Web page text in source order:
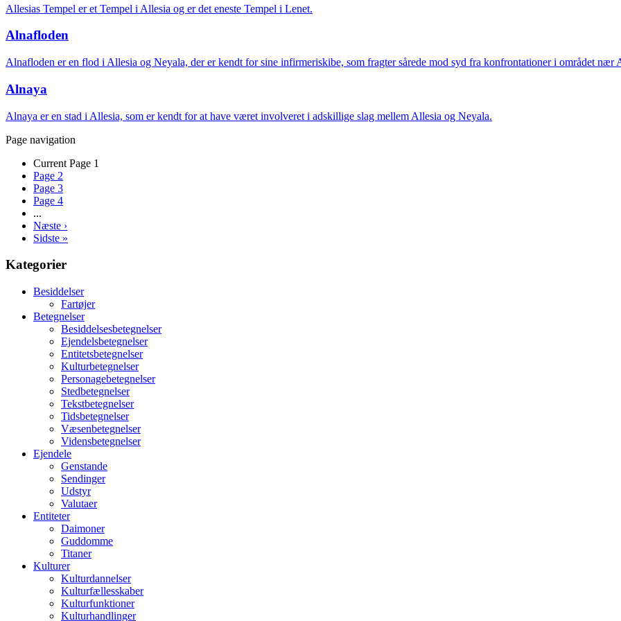
Allesias Tempel er et Tempel i Allesia og er det eneste Tempel i Lenet.
Alnafloden
Alnafloden er en flod i Allesia og Neyala, der er kendt for sine infirmeriskibe, som fragter sårede mod syd fra konfrontationer i området nær
Alnaya
Alnaya er en stad i Allesia, som er kendt for at have været involveret i adskillige slag mellem Allesia og Neyala.
Page navigation
Current Page 1
Page 2
Page 3
Page 4
...
Næste ›
Sidste »
Kategorier
Besiddelser
Fartøjer
Betegnelser
Besiddelsesbetegnelser
Ejendelsbetegnelser
Entitetsbetegnelser
Kulturbetegnelser
Personagebetegnelser
Stedbetegnelser
Tekstbetegnelser
Tidsbetegnelser
Væsenbetegnelser
Vidensbetegnelser
Ejendele
Genstande
Sendinger
Udstyr
Valutaer
Entiteter
Daimoner
Guddomme
Titaner
Kulturer
Kulturdannelser
Kulturfællesskaber
Kulturfunktioner
Kulturhandlinger